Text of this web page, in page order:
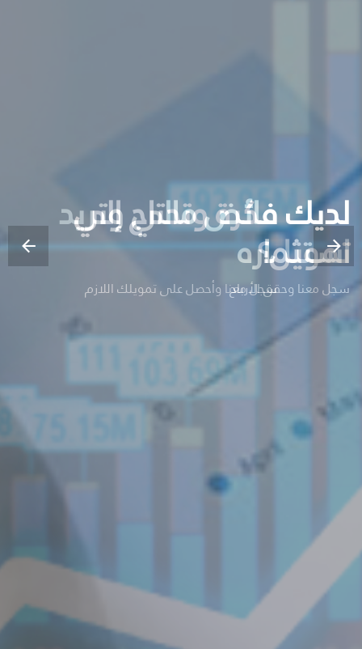
لديك فائض مالي وتريد
استثماره
سجل معنا وحقق الأرباح
لديك فكرة وتحتاج إلي
تمويل؟
سجل معنا وأحصل على تمويلك اللازم